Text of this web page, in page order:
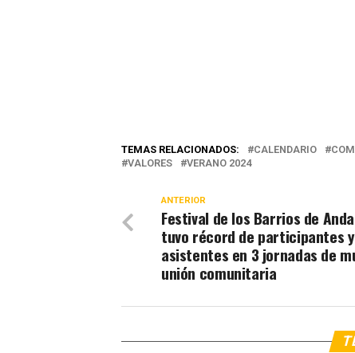
TEMAS RELACIONADOS: CALENDARIO
VALORES
VERANO 2024
ANTERIOR
Festival de los Barrios de
tuvo récord de participantes y
asistentes en 3 jornadas de
unión comunitaria